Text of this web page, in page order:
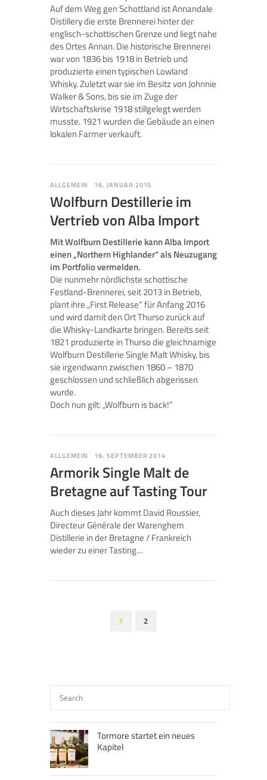
Auf dem Weg gen Schottland ist Annandale
Distillery die erste Brennerei hinter der
englisch-schottischen Grenze und liegt nahe
des Ortes Annan. Die historische Brennerei
war von 1836 bis 1918 in Betrieb und
produzierte einen typischen Lowland
Whisky. Zuletzt war sie im Besitz von Johnnie
Walker & Sons, bis sie im Zuge der
Wirtschaftskrise 1918 stillgelegt werden
musste. 1921 wurden die Gebäude an einen
lokalen Farmer verkauft.
ALLGEMEIN 16. JANUAR 2015
Wolfburn Destillerie im
Vertrieb von Alba Import
Mit Wolfburn Destillerie kann Alba Import
einen „Northern Highlander“ als Neuzugang
im Portfolio vermelden.
Die nunmehr nördlichste schottische
Festland-Brennerei, seit 2013 in Betrieb,
plant ihre „First Release“ für Anfang 2016
und wird damit den Ort Thurso zurück auf
die Whisky-Landkarte bringen. Bereits seit
1821 produzierte in Thurso die gleichnamige
Wolfburn Destillerie Single Malt Whisky, bis
sie irgendwann zwischen 1860 – 1870
geschlossen und schließlich abgerissen
wurde.
Doch nun gilt: „Wolfburn is back!“
ALLGEMEIN 16. SEPTEMBER 2014
Armorik Single Malt de
Bretagne auf Tasting Tour
Auch dieses Jahr kommt David Roussier,
Directeur Générale der Warenghem
Distillerie in der Bretagne / Frankreich
wieder zu einer Tasting…
1 2
Tormore startet ein neues
Kapitel